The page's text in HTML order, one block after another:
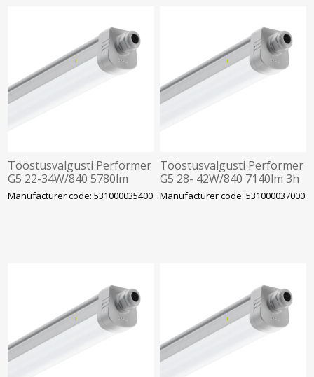
Tööstusvalgusti Performer
G5 22-34W/840 5780lm
IP66 IK08 Läbivj. 1280mm
Manufacturer code: 531000035400
Tööstusvalgusti Performer
G5 28- 42W/840 7140lm 3h
IP66 IK08 Läbivj. 1580mm
Manufacturer code: 531000037000